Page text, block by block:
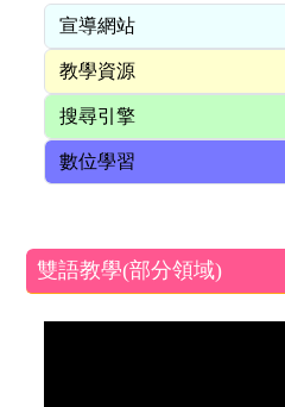
雙語教學(部分領域)